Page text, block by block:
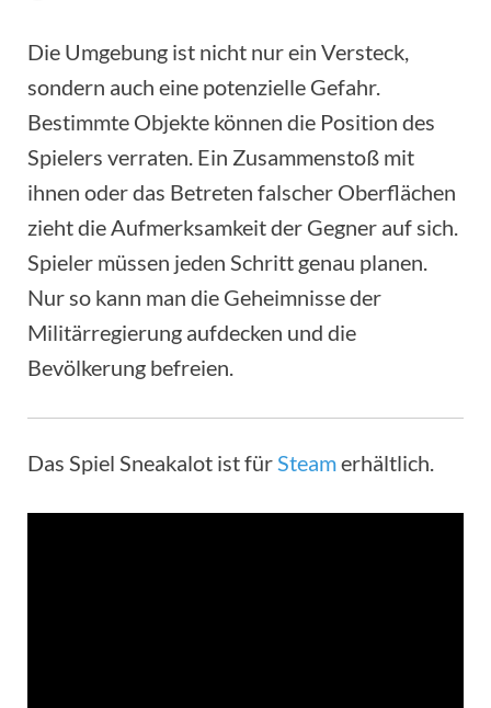
Die Umgebung ist nicht nur ein Versteck,
sondern auch eine potenzielle Gefahr.
Bestimmte Objekte können die Position des
Spielers verraten. Ein Zusammenstoß mit
ihnen oder das Betreten falscher Oberflächen
zieht die Aufmerksamkeit der Gegner auf sich.
Spieler müssen jeden Schritt genau planen.
Nur so kann man die Geheimnisse der
Militärregierung aufdecken und die
Bevölkerung befreien.
Das Spiel Sneakalot ist fürSteamerhältlich.